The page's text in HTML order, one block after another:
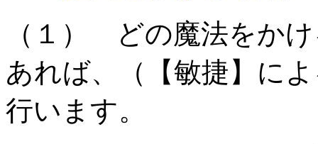
（１） どの魔法をか
あれば、（【敏捷】に
行います。